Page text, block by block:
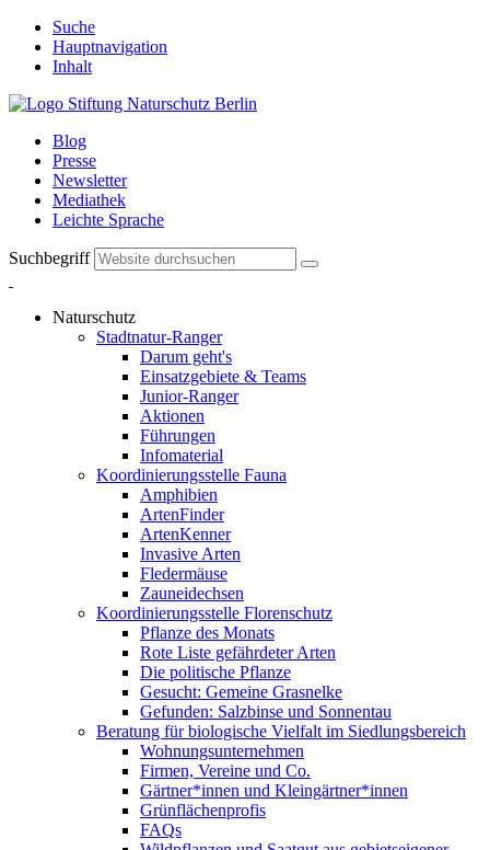
Suche
Hauptnavigation
Inhalt
Blog
Presse
Newsletter
Mediathek
Leichte Sprache
Suchbegriff
Naturschutz
Stadtnatur-Ranger
Darum geht's
Einsatzgebiete & Teams
Junior-Ranger
Aktionen
Führungen
Infomaterial
Koordinierungsstelle Fauna
Amphibien
ArtenFinder
ArtenKenner
Invasive Arten
Fledermäuse
Zauneidechsen
Koordinierungsstelle Florenschutz
Pflanze des Monats
Rote Liste gefährdeter Arten
Die politische Pflanze
Gesucht: Gemeine Grasnelke
Gefunden: Salzbinse und Sonnentau
Beratung für biologische Vielfalt im Siedlungsbereich
Wohnungsunternehmen
Firmen, Vereine und Co.
Gärtner*innen und Kleingärtner*innen
Grünflächenprofis
FAQs